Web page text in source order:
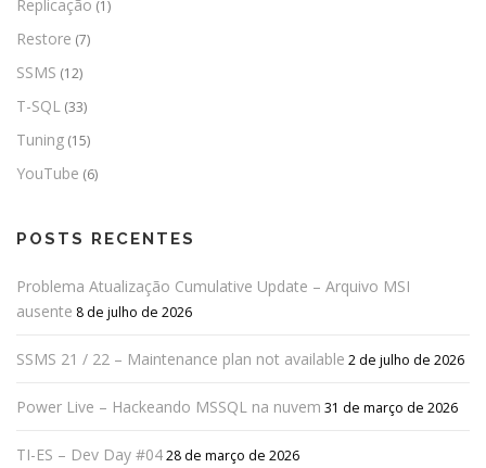
Replicação (1)
Restore (7)
SSMS (12)
T-SQL (33)
Tuning (15)
YouTube (6)
POSTS RECENTES
Problema Atualização Cumulative Update – Arquivo MSI
ausente 8 de julho de 2026
SSMS 21 / 22 – Maintenance plan not available 2 de julho de 2026
Power Live – Hackeando MSSQL na nuvem 31 de março de 2026
TI-ES – Dev Day #0428 de março de 2026